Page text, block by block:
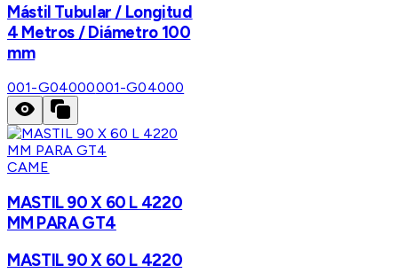
Mástil Tubular / Longitud
4 Metros / Diámetro 100
mm
001-G04000001-G04000
CAME
MASTIL 90 X 60 L 4220
MM PARA GT4
MASTIL 90 X 60 L 4220